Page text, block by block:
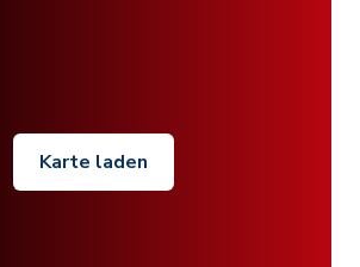
Karte laden